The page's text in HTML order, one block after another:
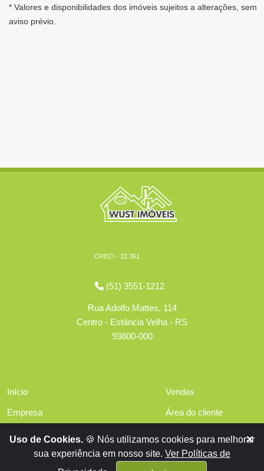
* Valores e disponibilidades dos imóveis sujeitos a alterações, sem
aviso prévio.
CRECI - 22.361
(51) 3551-1212
Rua Adolfo Mattes, 114
Centro - Estância Velha - RS
93600-000
Início
Empresa
Financiamentos
Vendas
Área do cliente
Contato
Uso de Cookies. 🍪 Nós utilizamos cookies para melhorar
sua experiência em nosso site. Ver Políticas de